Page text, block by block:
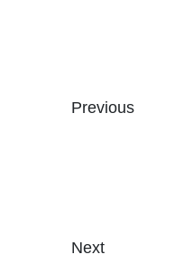
Previous
Next